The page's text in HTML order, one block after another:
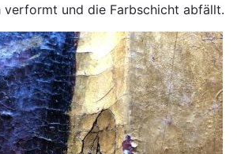
verformt und die Farbschicht abfällt.